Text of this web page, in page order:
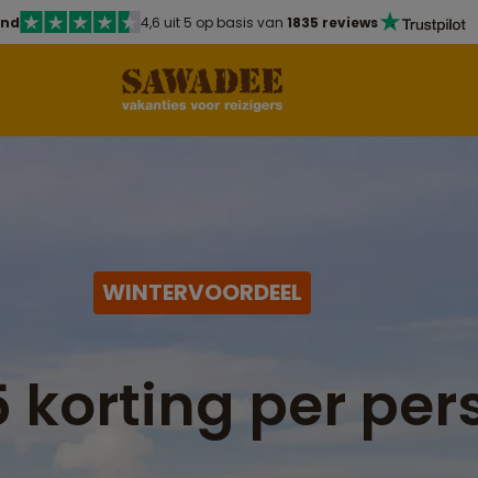
4,6 uit 5 op basis van 1835 reviews
WINTERVOORDEEL
korting per